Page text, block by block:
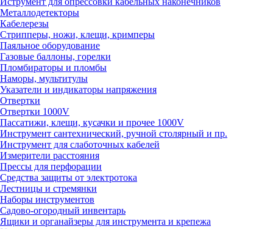
Металлодетекторы
Кабелерезы
Стрипперы, ножи, клещи, кримперы
Паяльное оборудование
Газовые баллоны, горелки
Пломбираторы и пломбы
Наморы, мультитулы
Указатели и индикаторы напряжения
Отвертки
Отвертки 1000V
Пассатижи, клещи, кусачки и прочее 1000V
Инструмент сантехнический, ручной столярный и пр.
Инструмент для слаботочных кабелей
Измерители расстояния
Прессы для перфорации
Средства защиты от электротока
Лестницы и стремянки
Наборы инструментов
Садово-огородный инвентарь
Ящики и органайзеры для инструмента и крепежа